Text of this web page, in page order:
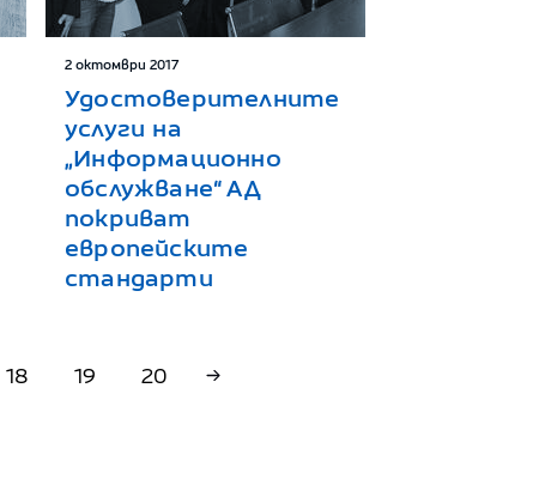
2 октомври 2017
Удостоверителните
услуги на
„Информационно
обслужване“ АД
покриват
европейските
стандарти
18 19 20